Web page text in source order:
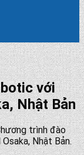
với
Nhật Bản
trình đào
Nhật Bản.